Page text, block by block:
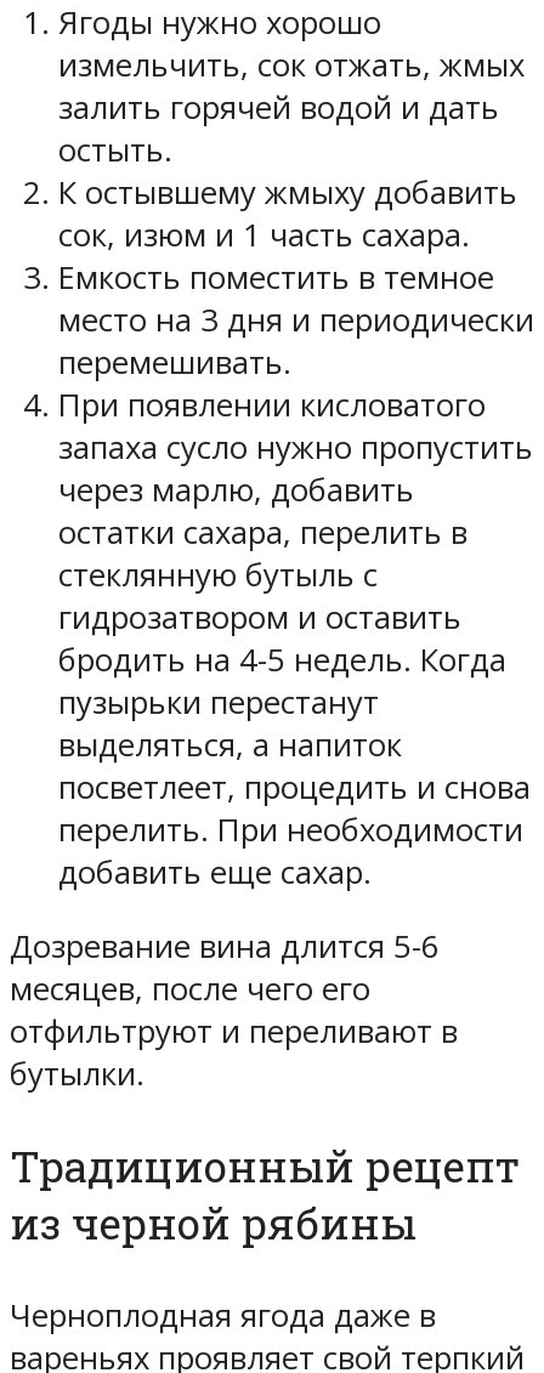
Ягоды нужно хорошо
измельчить, сок отжать, жмых
залить горячей водой и дать
остыть.
К остывшему жмыху добавить
сок, изюм и 1 часть сахара.
Емкость поместить в темное
место на 3 дня и периодически
перемешивать.
При появлении кисловатого
запаха сусло нужно пропустить
через марлю, добавить
остатки сахара, перелить в
стеклянную бутыль с
гидрозатвором и оставить
бродить на 4-5 недель. Когда
пузырьки перестанут
выделяться, а напиток
посветлеет, процедить и снова
перелить. При необходимости
добавить еще сахар.
Дозревание вина длится 5-6
месяцев, после чего его
отфильтруют и переливают в
бутылки.
Традиционный рецепт
из черной рябины
Черноплодная ягода даже в
вареньях проявляет свой терпкий